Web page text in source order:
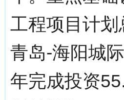
工程项目计
青岛-海阳城
年完成投资